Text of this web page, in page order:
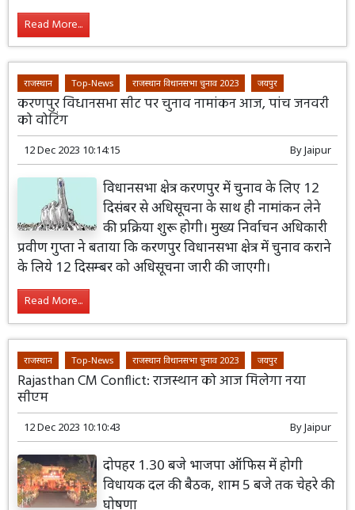
Read More...
राजस्थान Top-News राजस्थान विधानसभा चुनाव 2023 जयपुर
करणपुर विधानसभा सीट पर चुनाव नामांकन आज, पांच जनवरी
को वोटिंग
12 Dec 2023 10:14:15 ByJaipur
विधानसभा क्षेत्र करणपुर में चुनाव के लिए 12
दिसंबर से अधिसूचना के साथ ही नामांकन लेने
की प्रक्रिया शुरू होगी। मुख्य निर्वाचन अधिकारी
प्रवीण गुप्ता ने बताया कि करणपुर विधानसभा क्षेत्र में चुनाव कराने
के लिये 12 दिसम्बर को अधिसूचना जारी की जाएगी।
Read More...
राजस्थान Top-News राजस्थान विधानसभा चुनाव 2023 जयपुर
Rajasthan CM Conflict: राजस्थान को आज मिलेगा नया
सीएम
12 Dec 2023 10:10:43 ByJaipur
दोपहर 1.30 बजे भाजपा ऑफिस में होगी
विधायक दल की बैठक, शाम 5 बजे तक चेहरे की
घोषणा